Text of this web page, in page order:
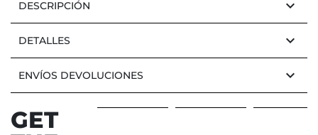
DESCRIPCIÓN keyboard_arrow_down
DETALLES keyboard_arrow_down
ENVÍOS DEVOLUCIONES keyboard_arrow_down
GET